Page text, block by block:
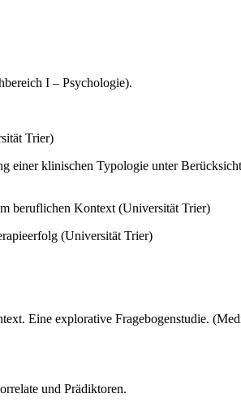
I – Psychologie).
Trier)
einer klinischen Typologie unter
beruflichen Kontext (Universität Trier)
(Universität Trier)
Eine explorative Fragebogenstudie.
und Prädiktoren.